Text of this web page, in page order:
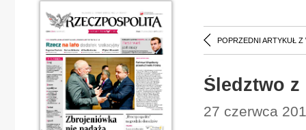
POPRZEDNI ARTYKUŁ Z
Śledztwo z
27 czerwca